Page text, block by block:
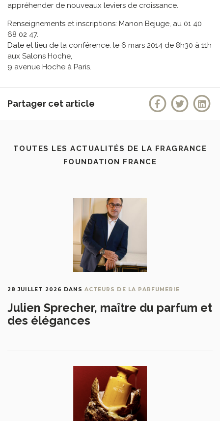
appréhender de nouveaux leviers de croissance.
Renseignements et inscriptions: Manon Bejuge, au 01 40
68 02 47.
Date et lieu de la conférence: le 6 mars 2014 de 8h30 à 11h
aux Salons Hoche,
9 avenue Hoche à Paris.
Partager cet article
TOUTES LES ACTUALITÉS DE LA FRAGRANCE
FOUNDATION FRANCE
28 JUILLET 2026 DANSACTEURS DE LA PARFUMERIE
Julien Sprecher, maître du parfum et
des élégances